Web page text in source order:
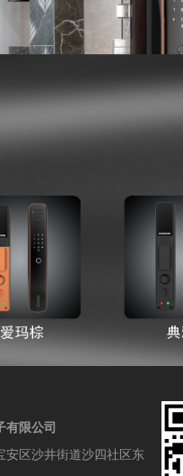
有限公司
安区沙井街道沙四社区东